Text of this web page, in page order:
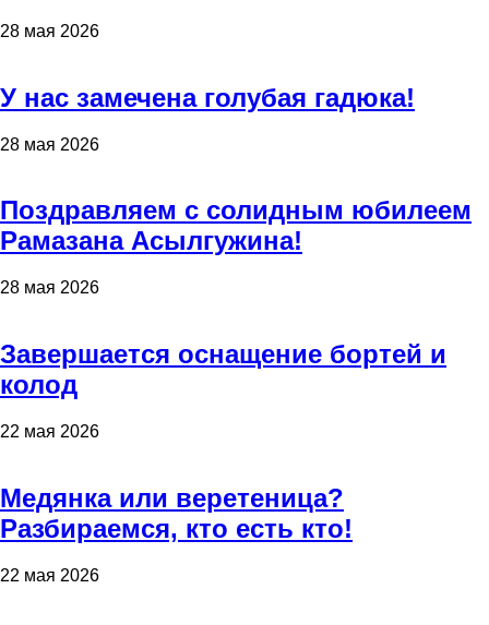
28 мая 2026
У нас замечена голубая гадюка!
28 мая 2026
Поздравляем с солидным юбилеем
Рамазана Асылгужина!
28 мая 2026
Завершается оснащение бортей и
колод
22 мая 2026
Медянка или веретеница?
Разбираемся, кто есть кто!
22 мая 2026